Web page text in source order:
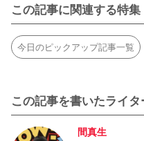
この記事に関連する特集
今日のピックアップ記事一覧
この記事を書いたライタ
間真生